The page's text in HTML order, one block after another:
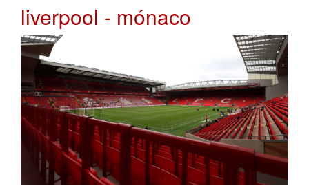
liverpool - mónaco